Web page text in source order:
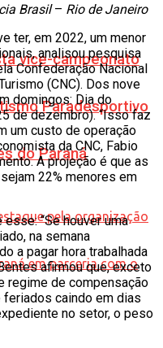
vice-campeonato
Paradesportivo
do Paraná
Brasil– Rio de Janeiro
ter, em 2022, um menor
analisou pesquisa
Confederação Nacional
(CNC). Dos nove
domingos: Dia do
de dezembro). “Isso faz
um custo de operação
da CNC, Fabio
A projeção é que as
22% menores em
“Se houver uma
na semana
a pagar hora trabalhada
afirmou que, exceto
regime de compensação
caindo em dias
no setor, o peso